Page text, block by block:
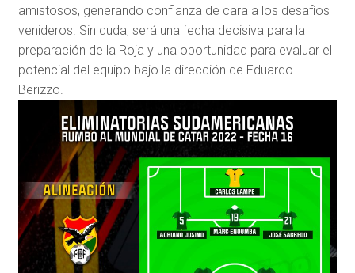
amistosos, generando confianza de cara a los desafíos
venideros. Sin duda, será una fecha decisiva para la
preparación de la Roja y una oportunidad para evaluar el
potencial del equipo bajo la dirección de Eduardo
Berizzo.